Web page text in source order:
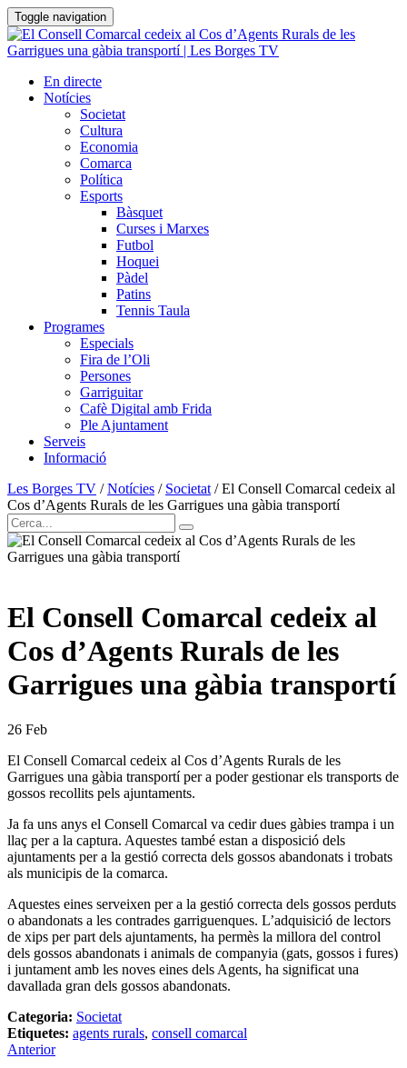
Toggle navigation
En directe
Notícies
Societat
Cultura
Economia
Comarca
Política
Esports
Bàsquet
Curses i Marxes
Futbol
Hoquei
Pàdel
Patins
Tennis Taula
Programes
Especials
Fira de l’Oli
Persones
Garriguitar
Cafè Digital amb Frida
Ple Ajuntament
Serveis
Informació
Les Borges TV /Notícies / Societat /El Consell Comarcal cedeix al
Cos d’Agents Rurals de les Garrigues una gàbia transportí
El Consell Comarcal cedeix al
Cos d’Agents Rurals de les
Garrigues una gàbia transportí
26 Feb
El Consell Comarcal cedeix al Cos d’Agents Rurals de les
Garrigues una gàbia transportí per a poder gestionar els transports de
gossos recollits pels ajuntaments.
Ja fa uns anys el Consell Comarcal va cedir dues gàbies trampa i un
llaç per a la captura. Aquestes també estan a disposició dels
ajuntaments per a la gestió correcta dels gossos abandonats i trobats
als municipis de la comarca.
Aquestes eines serveixen per a la gestió correcta dels gossos perduts
o abandonats a les contrades garriguenques. L’adquisició de lectors
de xips per part dels ajuntaments, ha permès la millora del control
dels gossos abandonats i animals de companyia (gats, gossos i fures)
i juntament amb les noves eines dels Agents, ha significat una
davallada gran dels gossos abandonats.
Categoria: Societat
Etiquetes: agents rurals, consell comarcal
Anterior